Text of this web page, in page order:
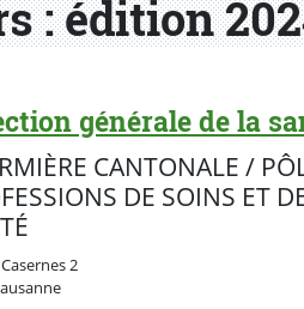
: édition
générale de la
CANTONALE /
DE SOINS ET
2
Suisse